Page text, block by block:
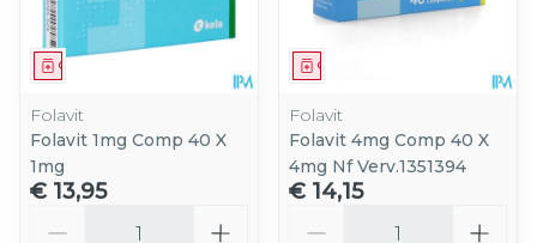
Geneesmiddel
Folavit
Folavit 1mg Comp 40 X
1mg
€ 13,95
Geneesmiddel
Folavit
Folavit 4mg Comp 40 X
4mg Nf Verv.1351394
€ 14,15